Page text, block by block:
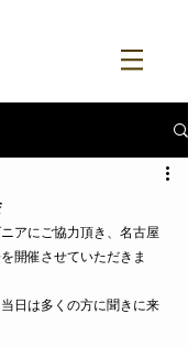
アにご協力頂き、名古屋
開催させていただきま
日は多くの方に聞きに来